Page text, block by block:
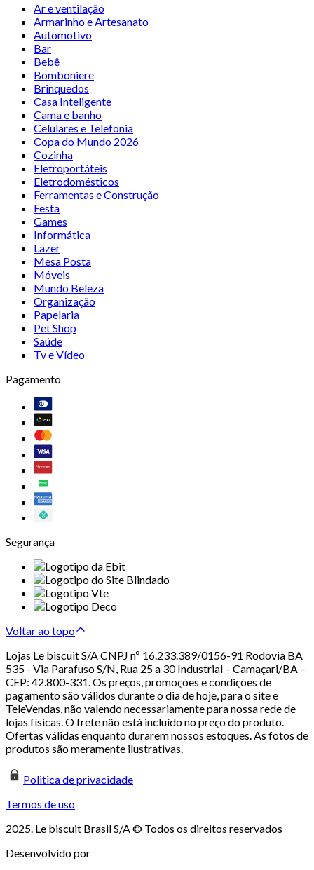
Ar e ventilação
Armarinho e Artesanato
Automotivo
Bar
Bebê
Bomboniere
Brinquedos
Casa Inteligente
Cama e banho
Celulares e Telefonia
Copa do Mundo 2026
Cozinha
Eletroportáteis
Eletrodomésticos
Ferramentas e Construção
Festa
Games
Informática
Lazer
Mesa Posta
Móveis
Mundo Beleza
Organização
Papelaria
Pet Shop
Saúde
Tv e Vídeo
Pagamento
Segurança
Voltar ao topo
Lojas Le biscuit S/A CNPJ nº 16.233.389/0156-91 Rodovia BA
535 - Via Parafuso S/N, Rua 25 a 30 Industrial – Camaçari/BA –
CEP: 42.800-331. Os preços, promoções e condições de
pagamento são válidos durante o dia de hoje, para o site e
TeleVendas, não valendo necessariamente para nossa rede de
lojas físicas. O frete não está incluído no preço do produto.
Ofertas válidas enquanto durarem nossos estoques. As fotos de
produtos são meramente ilustrativas.
Politica de privacidade
Termos de uso
2025. Le biscuit Brasil S/A © Todos os direitos reservados
Desenvolvido por